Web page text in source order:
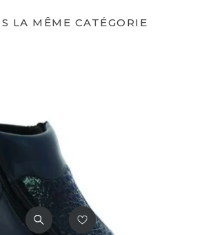
LA MÊME CATÉGORIE